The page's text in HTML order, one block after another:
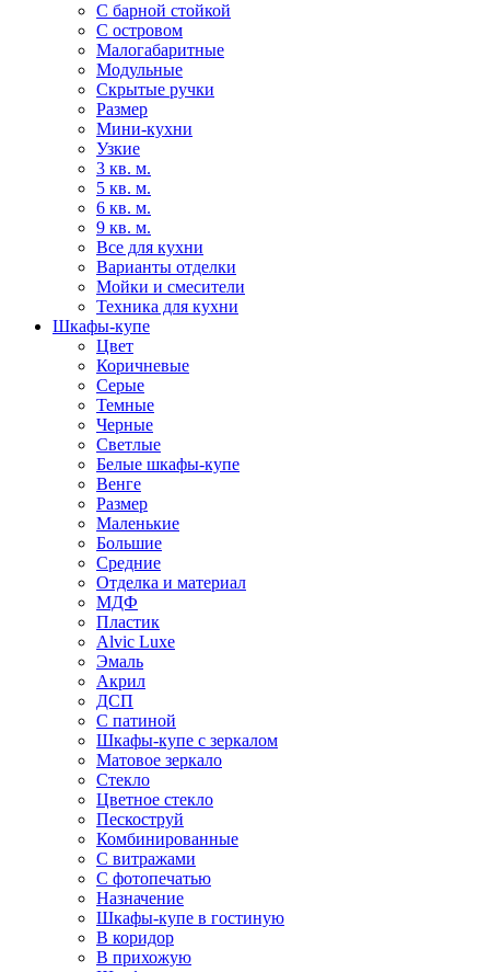
С барной стойкой
С островом
Малогабаритные
Модульные
Скрытые ручки
Размер
Мини-кухни
Узкие
3 кв. м.
5 кв. м.
6 кв. м.
9 кв. м.
Все для кухни
Варианты отделки
Мойки и смесители
Техника для кухни
Шкафы-купе
Цвет
Коричневые
Серые
Темные
Черные
Светлые
Белые шкафы-купе
Венге
Размер
Маленькие
Большие
Средние
Отделка и материал
МДФ
Пластик
Alvic Luxe
Эмаль
Акрил
ДСП
С патиной
Шкафы-купе с зеркалом
Матовое зеркало
Стекло
Цветное стекло
Пескоструй
Комбинированные
С витражами
С фотопечатью
Назначение
Шкафы-купе в гостиную
В коридор
В прихожую